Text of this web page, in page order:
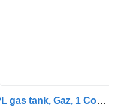
Acerbi Gas 50420 Liter, LPG GPL gas tank, Gaz, 1 Compartment